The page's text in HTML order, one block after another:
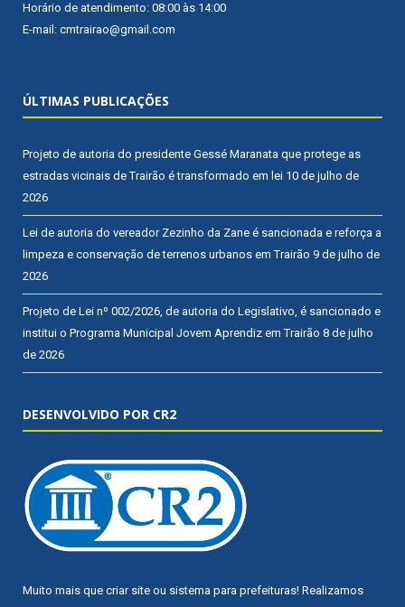
Horário de atendimento: 08:00 às 14:00
E-mail: cmtrairao@gmail.com
ÚLTIMAS PUBLICAÇÕES
Projeto de autoria do presidente Gessé Maranata que protege as
estradas vicinais de Trairão é transformado em lei 10 de julho de
2026
Lei de autoria do vereador Zezinho da Zane é sancionada e reforça a
limpeza e conservação de terrenos urbanos em Trairão 9 de julho de
2026
Projeto de Lei nº 002/2026, de autoria do Legislativo, é sancionado e
institui o Programa Municipal Jovem Aprendiz em Trairão 8 de julho
de 2026
DESENVOLVIDO POR CR2
Muito mais que criar site ou sistema para prefeituras! Realizamos